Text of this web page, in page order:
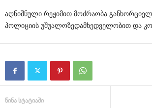
აღნიშნული რეჟიმით მოძრაობა
პოლიციის უშუალოზედამხედველობით და
წინა სტატიაში